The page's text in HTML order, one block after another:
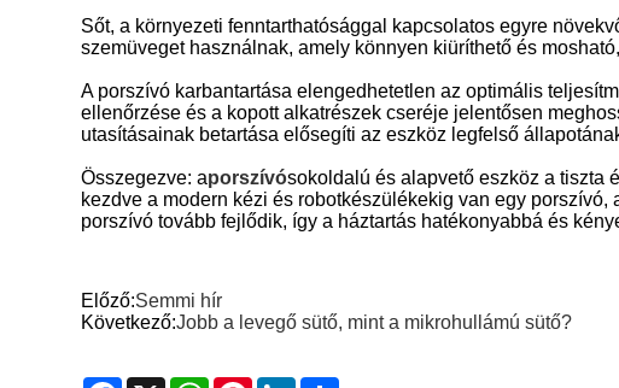
Sőt, a környezeti fenntarthatósággal kapcsolatos egyre
szemüveget használnak, amely könnyen kiüríthető és
A porszívó karbantartása elengedhetetlen az optimális
ellenőrzése és a kopott alkatrészek cseréje jelentősen
utasításainak betartása elősegíti az eszköz legfelső
Összegezve: aporszívósokoldalú és alapvető eszköz a tiszta
kezdve a modern kézi és robotkészülékekig van egy
porszívó tovább fejlődik, így a háztartás hatékonyabbá és
Előző:Semmi hír
Következő:Jobb a levegő sütő, mint a mikrohullámú sütő?